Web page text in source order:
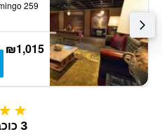
₪1,015
3 כוכבים
3 כוכבים